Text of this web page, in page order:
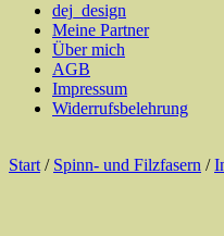
dej_design
Meine Partner
Über mich
AGB
Impressum
Widerrufsbelehrung
Start / Spinn- und Filzfasern /